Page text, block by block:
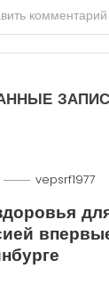
vepsrf1977